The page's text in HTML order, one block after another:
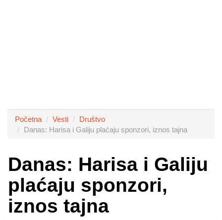
Početna Vesti
Društvo
Danas: Harisa i Galiju plaćaju sponzori, iznos tajna
Danas: Harisa i Galiju
plaćaju sponzori,
iznos tajna